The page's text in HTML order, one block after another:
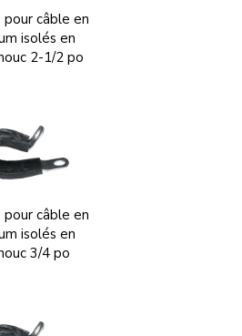
pour câble en
isolés en
2-1/2 po
pour câble en
isolés en
3/4 po